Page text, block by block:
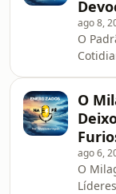
ago 8,
O
O
ago 6,
O